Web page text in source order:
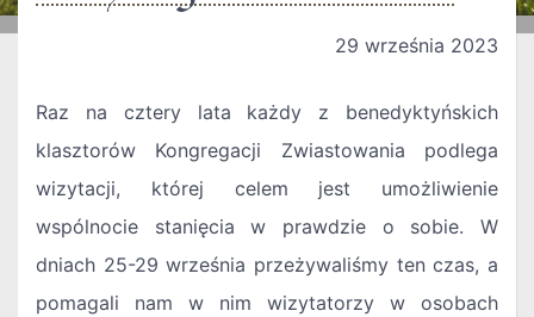
29 września 2023
Raz na cztery lata każdy z benedyktyńskich
klasztorów Kongregacji Zwiastowania podlega
wizytacji, której celem jest umożliwienie
wspólnocie stanięcia w prawdzie o sobie. W
dniach 25-29 września przeżywaliśmy ten czas, a
pomagali nam w nim wizytatorzy w osobach